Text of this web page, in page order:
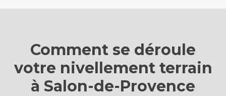
Comment se déroule
votre nivellement terrain
à Salon-de-Provence